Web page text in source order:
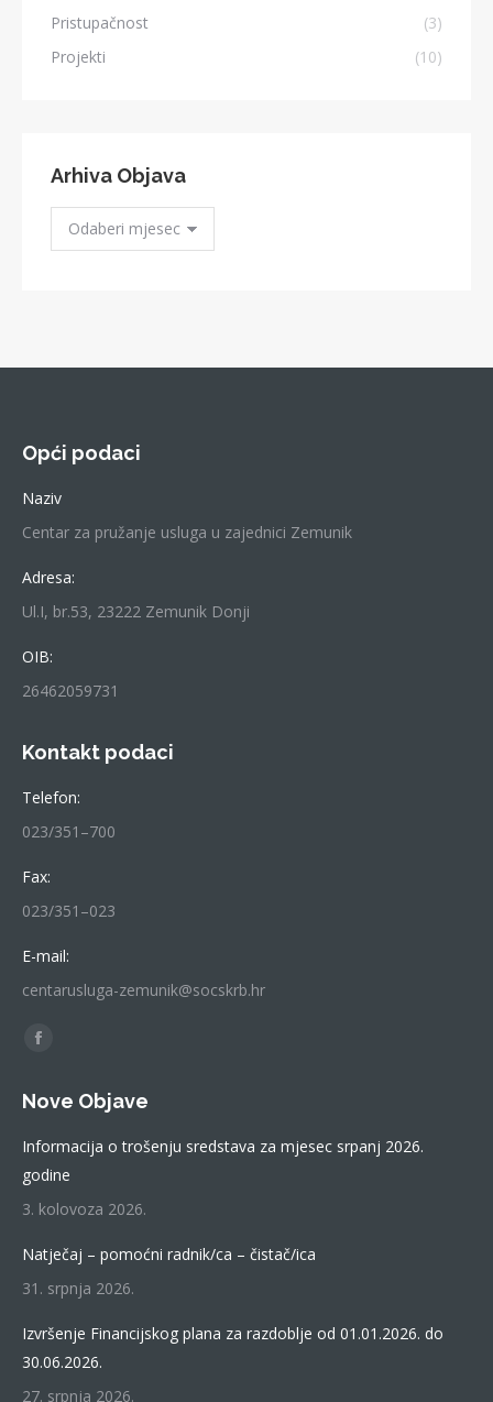
Pristupačnost
(3)
Projekti
(10)
Arhiva Objava
Arhiva
Objava
Opći podaci
Naziv
Centar za pružanje usluga u zajednici Zemunik
Adresa:
Ul.I, br.53, 23222 Zemunik Donji
OIB:
26462059731
Kontakt podaci
Telefon:
023/351–700
Fax:
023/351–023
E-mail:
centarusluga-zemunik@socskrb.hr
Find us on:
Facebook
opens
in
new
Nove Objave
Informacija o trošenju sredstava za mjesec srpanj 2026.
godine
3. kolovoza 2026.
Natječaj – pomoćni radnik/ca – čistač/ica
31. srpnja 2026.
Izvršenje Financijskog plana za razdoblje od 01.01.2026. do
30.06.2026.
27. srpnja 2026.